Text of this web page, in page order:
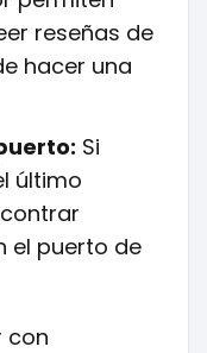
reseñas de
hacer una
Si
último
el puerto de
con